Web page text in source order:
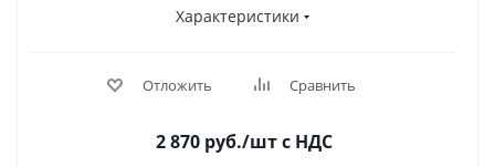
Характеристики
Отложить Сравнить
2 870руб./штс НДС